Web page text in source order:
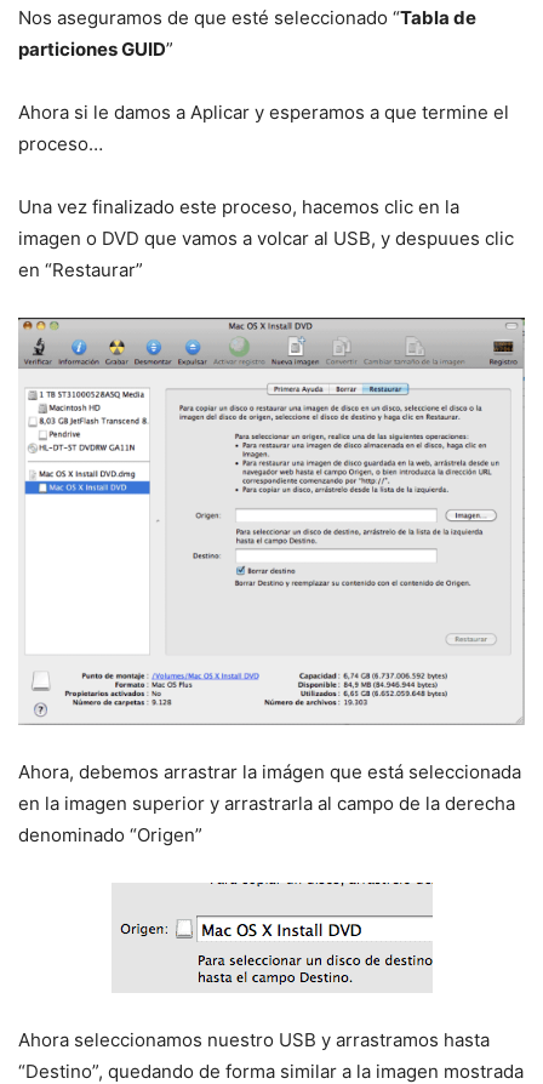
Nos aseguramos de que esté seleccionado “Tabla de
particiones GUID”
Ahora si le damos a Aplicar y esperamos a que termine el
proceso…
Una vez finalizado este proceso, hacemos clic en la
imagen o DVD que vamos a volcar al USB, y despuues clic
en “Restaurar”
Ahora, debemos arrastrar la imágen que está seleccionada
en la imagen superior y arrastrarla al campo de la derecha
denominado “Origen”
Ahora seleccionamos nuestro USB y arrastramos hasta
“Destino”, quedando de forma similar a la imagen mostrada